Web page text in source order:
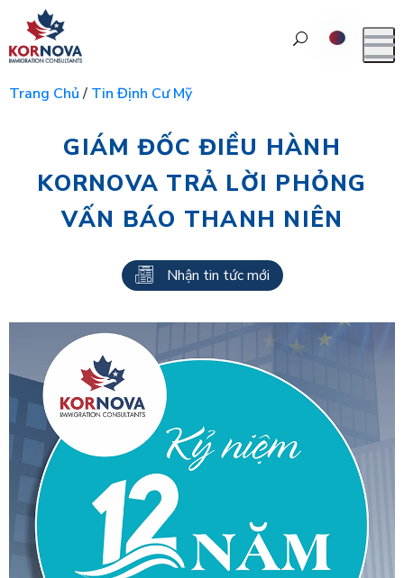
Trang Chủ/ Tin Định Cư Mỹ
GIÁM ĐỐC ĐIỀU HÀNH
KORNOVA TRẢ LỜI PHỎNG
VẤN BÁO THANH NIÊN
Nhận tin tức mới